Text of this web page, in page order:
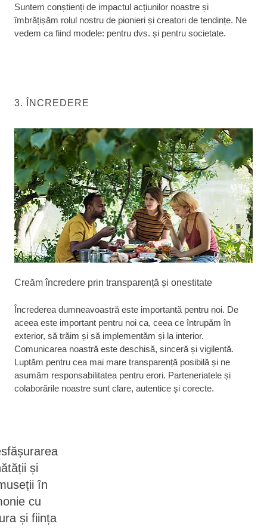
Suntem conștienți de impactul acțiunilor noastre și
îmbrățișăm rolul nostru de pionieri și creatori de tendințe. Ne
vedem ca fiind modele: pentru dvs. și pentru societate.
3. ÎNCREDERE
Creăm încredere prin transparență și onestitate
Încrederea dumneavoastră este importantă pentru noi. De
aceea este important pentru noi ca, ceea ce întrupăm în
exterior, să trăim și să implementăm și la interior.
Comunicarea noastră este deschisă, sinceră și vigilentă.
Luptăm pentru cea mai mare transparență posibilă și ne
asumăm responsabilitatea pentru erori. Parteneriatele și
colaborările noastre sunt clare, autentice și corecte.
și
în
cu
și ființa